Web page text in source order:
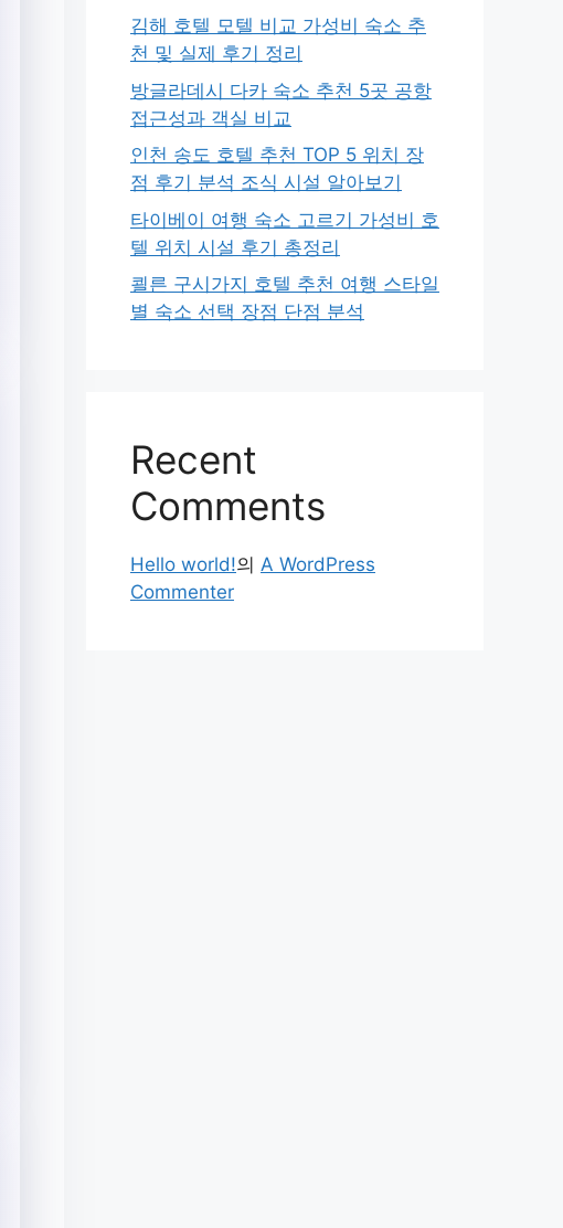
김해 호텔 모텔 비교 가성비 숙소 추
천 및 실제 후기 정리
방글라데시 다카 숙소 추천 5곳 공항
접근성과 객실 비교
인천 송도 호텔 추천 TOP 5 위치 장
점 후기 분석 조식 시설 알아보기
타이베이 여행 숙소 고르기 가성비 호
텔 위치 시설 후기 총정리
쾰른 구시가지 호텔 추천 여행 스타일
별 숙소 선택 장점 단점 분석
Recent
Comments
Hello world!의 A WordPress
Commenter